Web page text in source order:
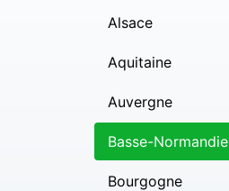
Alsace
Aquitaine
Auvergne
Basse-Normandie
Bourgogne